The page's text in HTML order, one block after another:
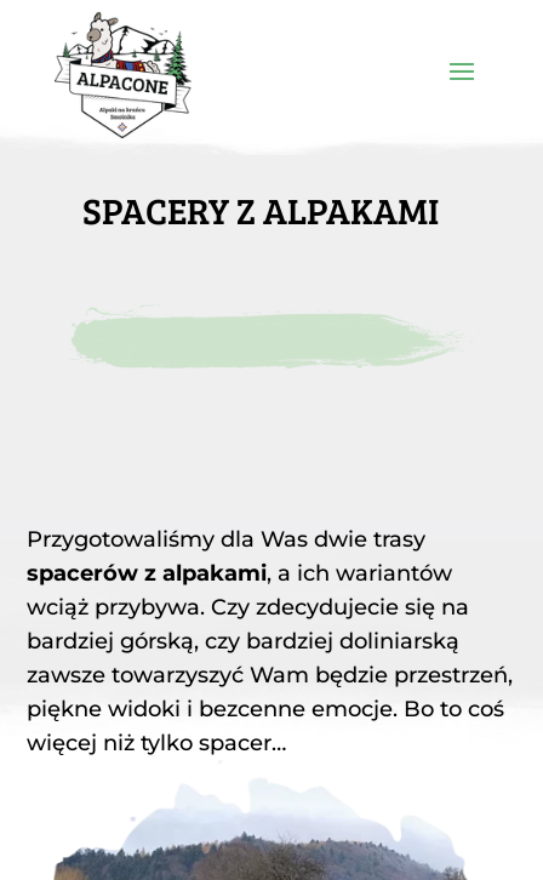
SPACERY Z ALPAKAMI
Przygotowaliśmy dla Was dwie trasy
spacerów z alpakami, a ich wariantów
wciąż przybywa. Czy zdecydujecie się na
bardziej górską, czy bardziej doliniarską
zawsze towarzyszyć Wam będzie przestrzeń,
piękne widoki i bezcenne emocje. Bo to coś
więcej niż tylko spacer…